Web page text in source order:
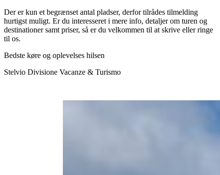
Der er kun et begrænset antal pladser, derfor tilrådes tilmelding
hurtigst muligt. Er du interesseret i mere info, detaljer om turen og
destinationer samt priser, så er du velkommen til at skrive eller ringe
til os.
Bedste køre og oplevelses hilsen
Stelvio Divisione Vacanze & Turismo